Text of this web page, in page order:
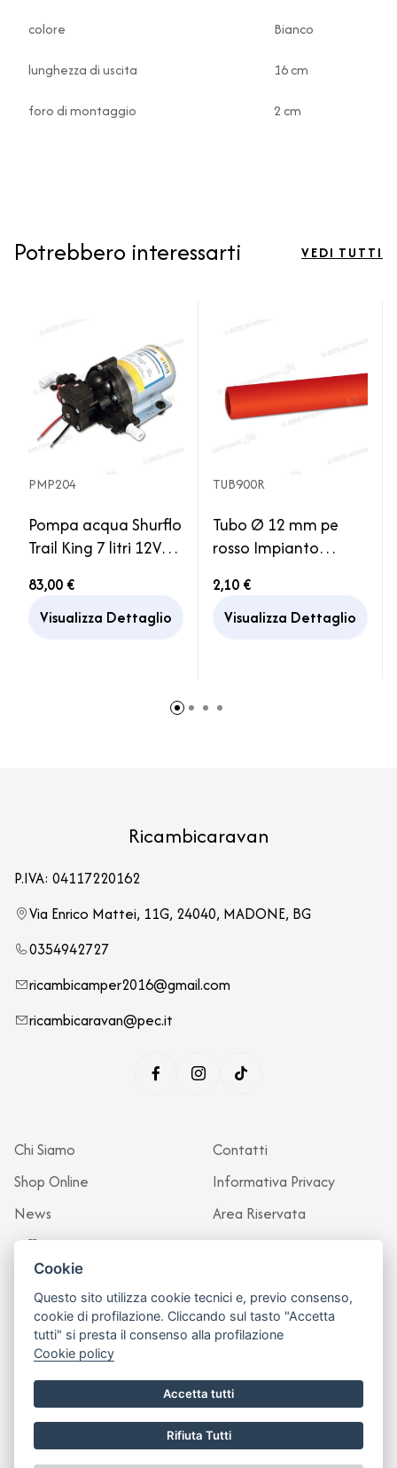
colore Bianco
lunghezza di uscita 16 cm
foro di montaggio 2 cm
Potrebbero interessarti VEDI TUTTI
PMP204
Pompa acqua Shurflo
Trail King 7 litri 12V
83,00 €
Visualizza Dettaglio
TUB900R
Tubo Ø 12 mm pe
rosso Impianto
Acqua Camper
2,10 €
Visualizza Dettaglio
Ricambicaravan
P.IVA: 04117220162
Via Enrico Mattei, 11G, 24040, MADONE, BG
0354942727
ricambicamper2016@gmail.com
ricambicaravan@pec.it
Chi Siamo
Shop Online
News
Officina
Contatti
Informativa Privacy
Area Riservata
Sito realizzato daLeonardo Web
Cookie
Questo sito utilizza cookie tecnici e, previo consenso,
cookie di profilazione. Cliccando sul tasto "Accetta
tutti" si presta il consenso alla profilazione
Cookie policy
Accetta tutti
Rifiuta Tutti